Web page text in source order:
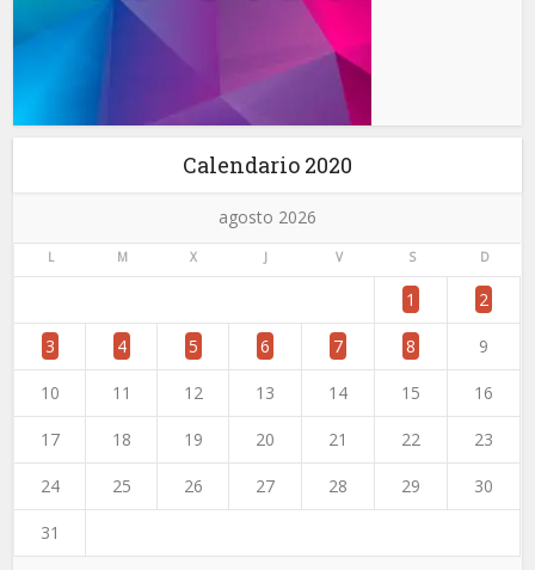
Calendario 2020
agosto 2026
L M X J V S D
1 2
3 4 5 6 7 8 9
10 11 12 13 14 15 16
17 18 19 20 21 22 23
24 25 26 27 28 29 30
31